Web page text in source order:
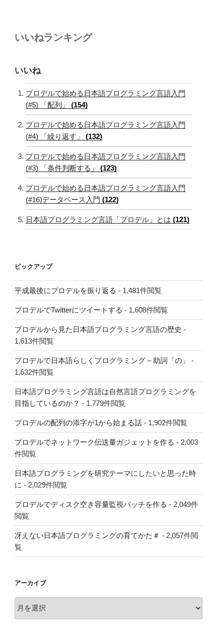
いいねランキング
いいね
プロデルで始める日本語プログラミング言語入門
(#5) 「配列」 (154)
プロデルで始める日本語プログラミング言語入門
(#4) 「繰り返す」 (132)
プロデルで始める日本語プログラミング言語入門
(#3) 「条件判断する」 (123)
プロデルで始める日本語プログラミング言語入門
(#16)データベース入門 (122)
日本語プログラミング言語「プロデル」とは (121)
ピックアップ
平成最後にプロデルを振り返る - 1,481件閲覧
プロデルでTwitterにツイートする - 1,608件閲覧
プロデルから見た日本語プログラミング言語の歴史 -
1,613件閲覧
プロデルで日本語らしくプログラミング – 助詞「の」
-
1,632件閲覧
日本語プログラミング言語は自然言語プログラミングを
目指しているのか？ - 1,779件閲覧
プロデルの配列の添字が1から始まる話 - 1,902件閲覧
プロデルでネットワーク伝送量ガジェットを作る - 2,003
件閲覧
日本語プログラミングを研究テーマにしたいと思った時
に - 2,029件閲覧
プロデルでディスク空き容量監視バッチを作る - 2,049件
閲覧
冴えない日本語プログラミングの育てかた＃ - 2,057件閲
覧
アーカイブ
ー